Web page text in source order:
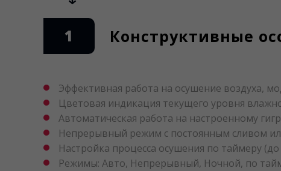
1 Конструктивные
Эффективная работа на осушение воздуха,
Цветовая индикация текущего уровня
Автоматическая работа на настроенному
Непрерывный режим с постоянным сливом
Настройка процесса осушения по таймеру (до
Режимы: Авто, Непрерывный, Ночной, по